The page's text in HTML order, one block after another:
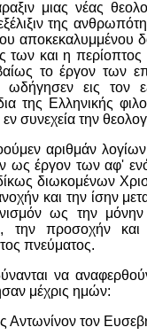
μιας νέας
της
αποκεκαλυμμένου
των και η
το έργον των
εις τον
της Ελληνικής
εν συνεχεία την
αριθμάν
ως έργον των αφ'
διωκομένων
και την ίσην
ως την
την προσοχήν και
πνεύματος.
να
μέχρις ημών:
Αντωνίνον τον